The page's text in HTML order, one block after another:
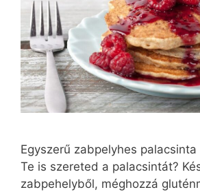
Egyszerű zabpelyhes
Te is szereted a palacsintát?
zabpehelyből, méghozzá